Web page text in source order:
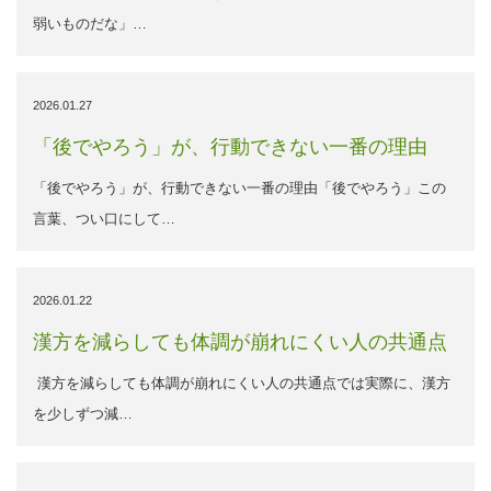
弱いものだな」…
2026.01.27
「後でやろう」が、行動できない一番の理由
「後でやろう」が、行動できない一番の理由「後でやろう」この
言葉、つい口にして…
2026.01.22
漢方を減らしても体調が崩れにくい人の共通点
漢方を減らしても体調が崩れにくい人の共通点では実際に、漢方
を少しずつ減…